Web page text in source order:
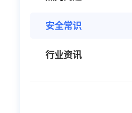
安全常识
行业资讯